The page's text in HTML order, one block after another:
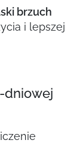
brzuch
i lepszej
dniowej